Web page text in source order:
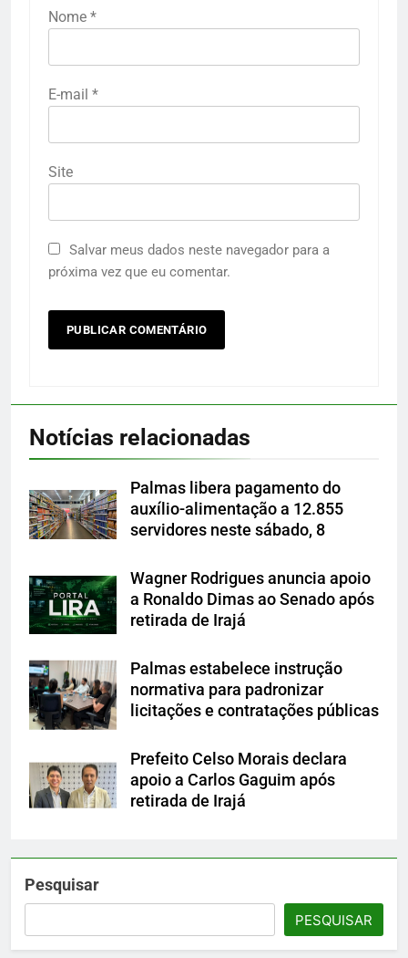
Nome *
E-mail *
Site
Salvar meus dados neste navegador para a
próxima vez que eu comentar.
Notícias relacionadas
Palmas libera pagamento do
auxílio-alimentação a 12.855
servidores neste sábado, 8
Wagner Rodrigues anuncia apoio
a Ronaldo Dimas ao Senado após
retirada de Irajá
Palmas estabelece instrução
normativa para padronizar
licitações e contratações públicas
Prefeito Celso Morais declara
apoio a Carlos Gaguim após
retirada de Irajá
Pesquisar
PESQUISAR